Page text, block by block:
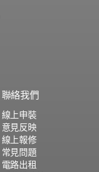
聯絡我們
線上申裝
意見反映
線上報修
常見問題
電路出租